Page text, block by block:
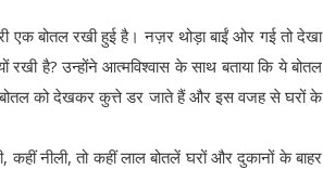
बोतल रखी हुई है। नज़र थोड़ा बाईं ओर गई तो देखा
है? उन्होंने आत्मविश्वास के साथ बताया कि ये बोतल
बोतल को देखकर कुत्ते डर जाते हैं और इस वजह से घरों के
नीली, तो कहीं लाल बोतलें घरों और दुकानों के बाहर